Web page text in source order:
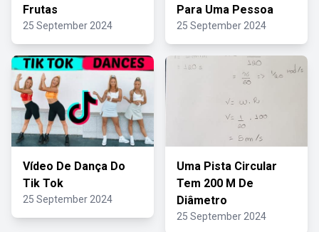
Frutas
25 September 2024
Para Uma Pessoa
25 September 2024
Vídeo De Dança Do
Tik Tok
25 September 2024
Uma Pista Circular
Tem 200 M De
Diâmetro
25 September 2024